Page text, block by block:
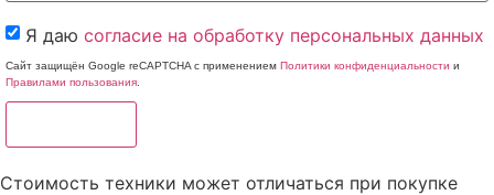
Я даю согласие на обработку персональных данных
Сайт защищён Google reCAPTCHA с применением Политики конфиденциальности и
Правилами пользования.
Стоимость техники может отличаться при покупке